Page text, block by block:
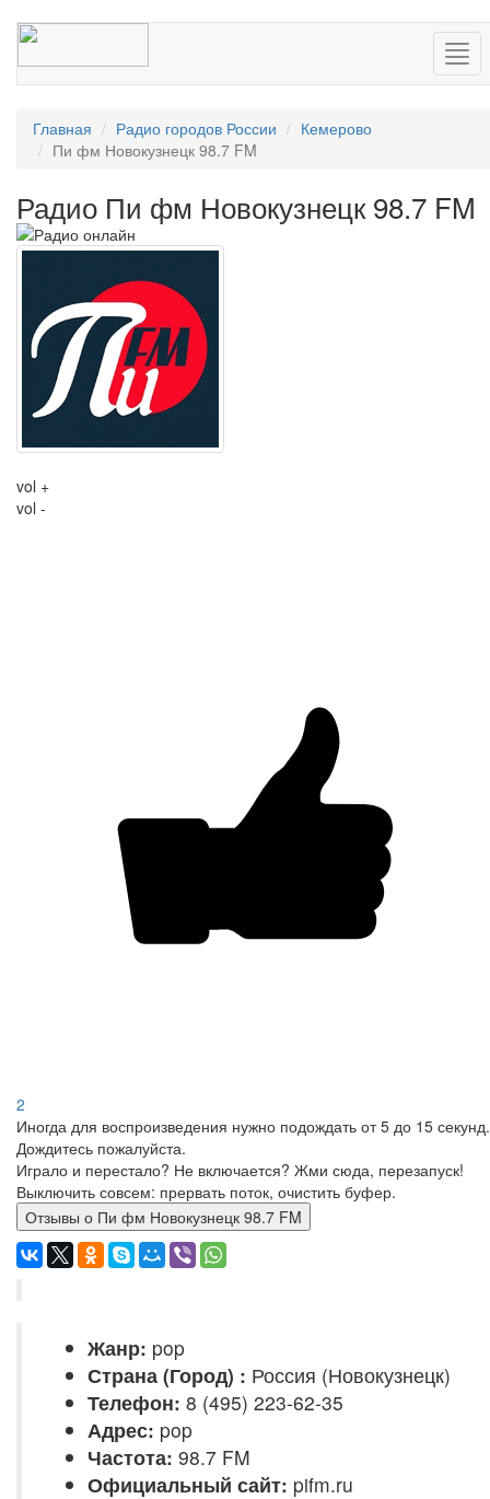
Главная Радио городов России
Кемерово
Пи фм Новокузнецк 98.7 FM
Радио Пи фм Новокузнецк 98.7 FM
vol +
vol -
2
Иногда для воспроизведения нужно подождать от 5 до 15 секунд.
Дождитесь пожалуйста.
Играло и перестало? Не включается? Жми сюда, перезапуск!
Выключить совсем: прервать поток, очистить буфер.
Отзывы о Пи фм Новокузнецк 98.7 FM
Жанр: pop
Страна (Город) : Россия (Новокузнецк)
Телефон: 8 (495) 223-62-35
Адрес: pop
Частота: 98.7 FM
Официальный сайт: pifm.ru